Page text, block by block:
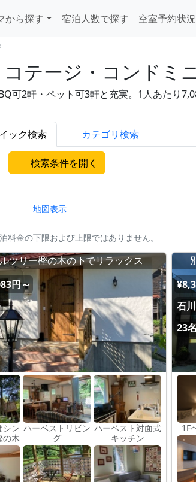
から探す 宿泊人数で探す 空室予約状況
テージ・コンドミ
可2軒・ペット可3軒と充実。1人あたり
ック検索 カテゴリ検索
検索条件を開く
地図表示
金の下限および上限ではありません。
ツリー樫の木の下でリラックス
円～
シン
の木
ハーベストリビン
グ
ハーベスト対面式
キッチン
石
23
1F